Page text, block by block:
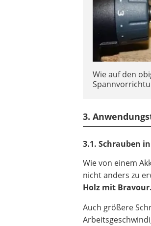
Wie auf den
3.
3.1. Schrauben
Wie von einem
nicht anders zu
Holz mit Bravour.
Auch größere